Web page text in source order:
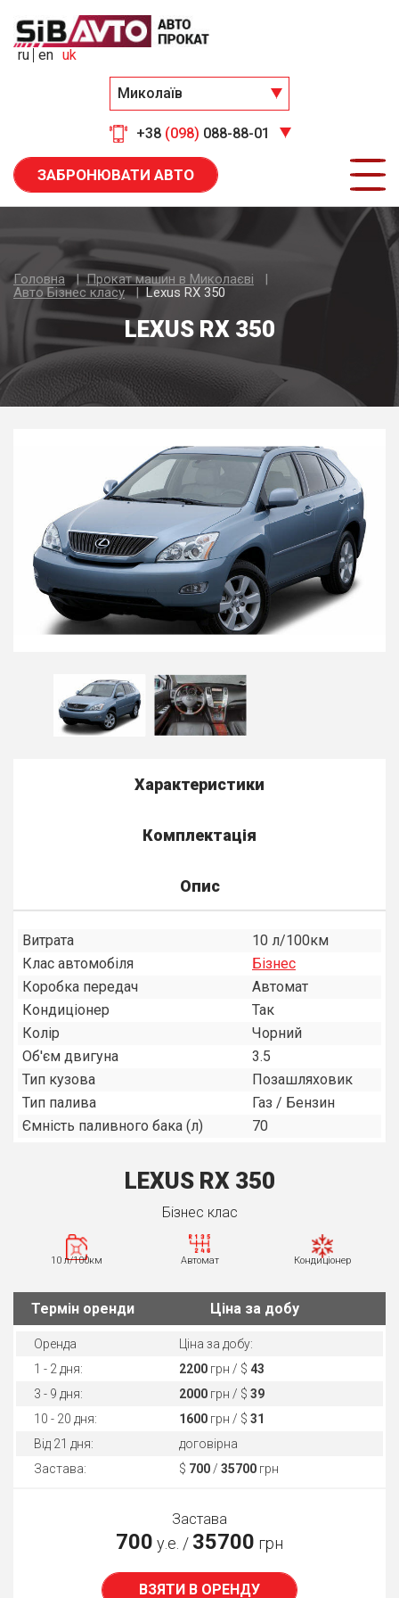
Миколаїв
+38 (098) 088-88-01
ru en uk
ЗАБРОНЮВАТИ АВТО
Головна
Прокат машин в Миколаєві
Авто Бiзнес класу
Lexus RX 350
LEXUS RX 350
Характеристики
Комплектація
Опис
Витрата
10 л/100км
Клас автомобіля
Бiзнес
Коробка передач
Автомат
Кондиціонер
Так
Колір
Чорний
Об'єм двигуна
3.5
Тип кузова
Позашляховик
Тип палива
Газ / Бензин
Ємність паливного бака (л)
70
LEXUS RX 350
Бiзнес клас
10 л/100км Автомат Кондиціонер
Термін оренди Ціна за добу
Оренда
Ціна за добу:
1 - 2 дня:
2200 грн / $ 43
3 - 9 дня:
2000 грн / $ 39
10 - 20 дня:
1600 грн / $ 31
Від 21 дня:
договірна
Застава:
$ 700 / 35700 грн
Застава
700 у.е. / 35700 грн
ВЗЯТИ В ОРЕНДУ